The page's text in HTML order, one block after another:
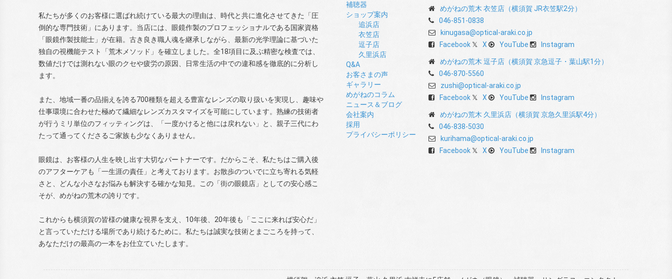
私たちが多くのお客様に選ばれ続けている最大の理由は、時代と共に進化させてきた「圧
倒的な専門技術」にあります。当店には、眼鏡作製のプロフェッショナルである国家資格
「眼鏡作製技能士」が在籍。古き良き職人魂を継承しながら、最新の光学理論に基づいた
独自の視機能テスト「荒木メソッド」を確立しました。全18項目に及ぶ精密な検査では、
数値だけでは測れない眼のクセや疲労の原因、日常生活の中での違和感を徹底的に分析し
ます。
また、地域一番の品揃えを誇る700種類を超える豊富なレンズの取り扱いを実現し、趣味や
仕事環境に合わせた極めて繊細なレンズカスタマイズを可能にしています。熟練の技術者
が行うミリ単位のフィッティングは、「一度かけると他には戻れない」と、親子三代にわ
たって通ってくださるご家族も少なくありません。
眼鏡は、お客様の人生を映し出す大切なパートナーです。だからこそ、私たちはご購入後
のアフターケアも「一生涯の責任」と考えております。お散歩のついでに立ち寄れる気軽
さと、どんな小さなお悩みも解決する確かな知見。この「街の眼鏡店」としての安心感こ
そが、めがねの荒木の誇りです。
これからも横須賀の皆様の健康な視界を支え、10年後、20年後も「ここに来れば安心だ」
と言っていただける場所であり続けるために。私たちは誠実な技術とまごころを持って、
あなただけの最高の一本をお仕立ていたします。
補聴器
ショップ案内
追浜店
衣笠店
逗子店
久里浜店
Q&A
お客さまの声
ギャラリー
めがねのコラム
ニュース＆ブログ
会社案内
採用
プライバシーポリシー
めがねの荒木 衣笠店（横須賀 JR衣笠駅2分）
046-851-0838
kinugasa@optical-araki.co.jp
Facebook
X YouTube Instagram
めがねの荒木 逗子店（横須賀 京急逗子・葉山駅1分）
046-870-5560
zushi@optical-araki.co.jp
Facebook
X YouTube Instagram
めがねの荒木 久里浜店（横須賀 京急久里浜駅4分）
046-838-5030
kurihama@optical-araki.co.jp
Facebook
X YouTube Instagram